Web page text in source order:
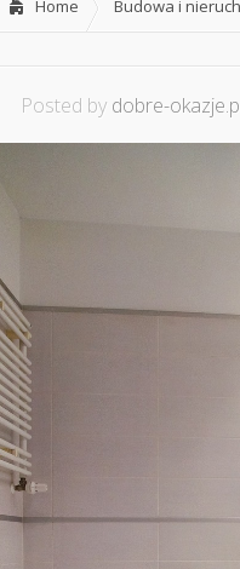
Home Budowa i
Posted by dobre-